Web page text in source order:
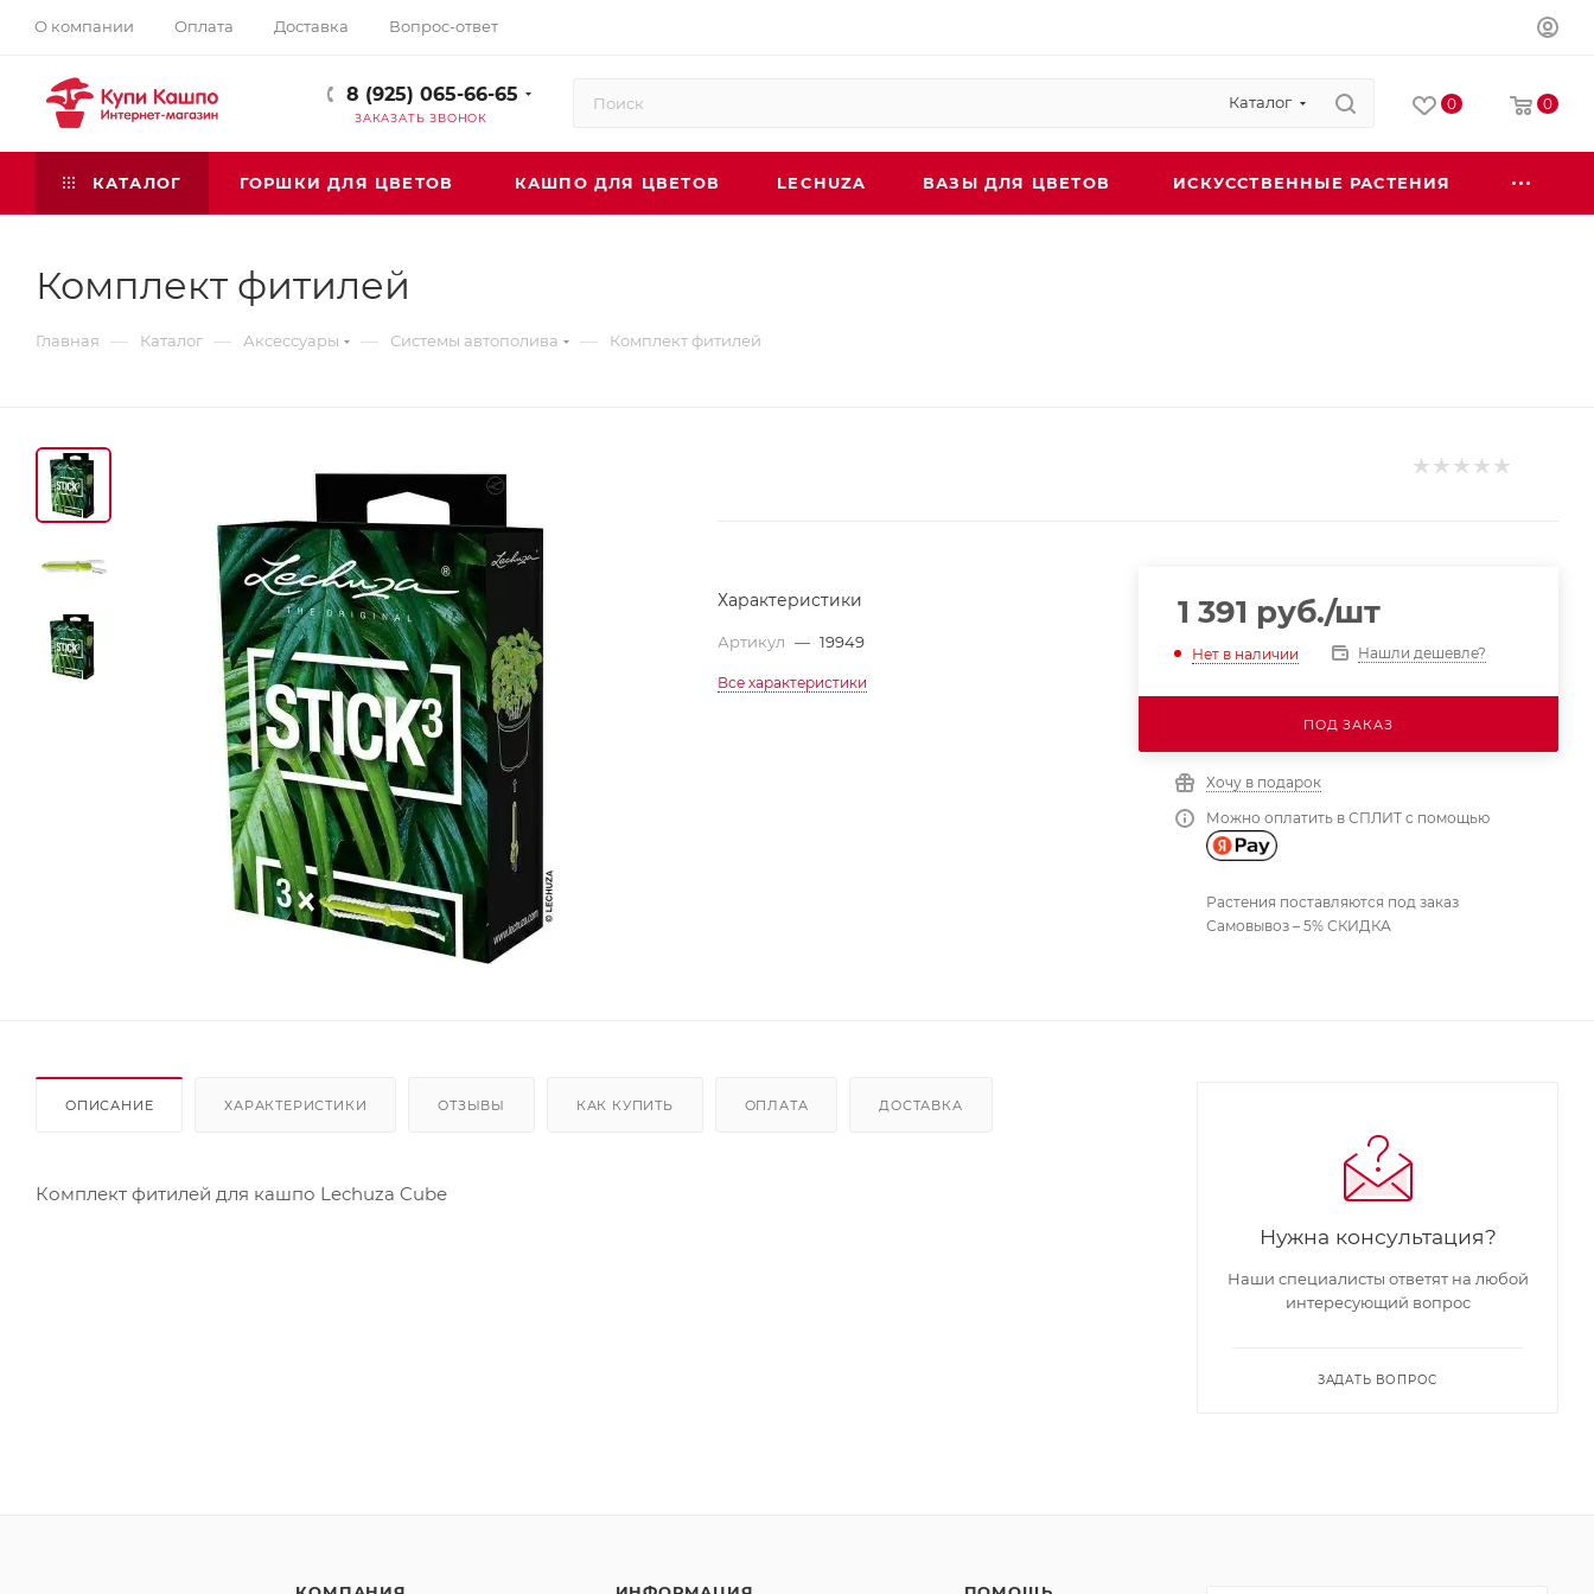
О компании Оплата Доставка Вопрос-ответ
8 (925) 065-66-65
ЗАКАЗАТЬ ЗВОНОК
Каталог 0 0
КАТАЛОГ ГОРШКИ ДЛЯ ЦВЕТОВ КАШПО ДЛЯ ЦВЕТОВ LECHUZA ВАЗЫ ДЛЯ ЦВЕТОВ ИСКУССТВЕННЫЕ РАСТЕНИЯ
Комплект фитилей
Главная — Каталог — Аксессуары — Системы автополива — Комплект фитилей
Характеристики
Артикул — 19949
Все характеристики
1 391 руб./шт
Нет в наличии Нашли дешевле?
ПОД ЗАКАЗ
Хочу в подарок
Можно оплатить в СПЛИТ с помощью
Растения поставляются под заказ
Самовывоз – 5% СКИДКА
ОПИСАНИЕ ХАРАКТЕРИСТИКИ ОТЗЫВЫ КАК КУПИТЬ ОПЛАТА ДОСТАВКА
Комплект фитилей для кашпо Lechuza Cubе
Нужна консультация?
Наши специалисты ответят на любой
интересующий вопрос
ЗАДАТЬ ВОПРОС